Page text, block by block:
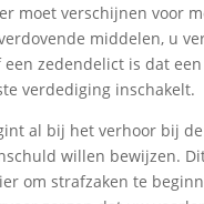
moet verschijnen voor
middelen, u
zedendelict is dat
verdediging inschakelt.
al bij het verhoor bij
willen bewijzen.
om strafzaken te